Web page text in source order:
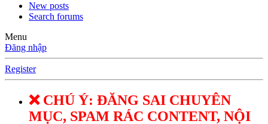
New posts
Search forums
Menu
Đăng nhập
Register
❌ CHÚ Ý: ĐĂNG SAI CHUYÊN
MỤC, SPAM RÁC CONTENT, NỘI